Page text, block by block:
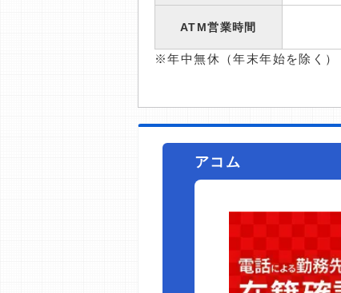
ATM営業時間
※年中無休（年末年始を除く）
アコム